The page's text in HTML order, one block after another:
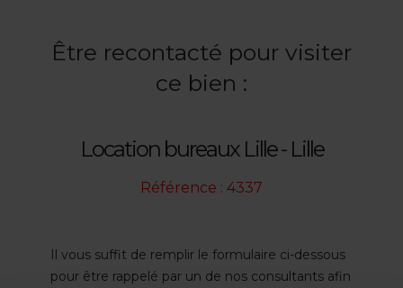
Être recontacté pour visiter
ce bien :
Location bureaux Lille - Lille
Référence : 4337
Il vous suffit de remplir le formulaire ci-dessous
pour être rappelé par un de nos consultants afin